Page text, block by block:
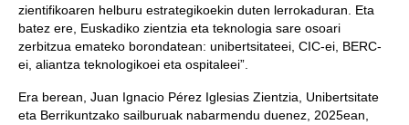
zientifikoaren helburu estrategikoekin duten lerrokaduran. Eta
batez ere, Euskadiko zientzia eta teknologia sare osoari
zerbitzua emateko borondatean: unibertsitateei, CIC-ei, BERC-
ei, aliantza teknologikoei eta ospitaleei”.
Era berean, Juan Ignacio Pérez Iglesias Zientzia, Unibertsitate
eta Berrikuntzako sailburuak nabarmendu duenez, 2025ean,